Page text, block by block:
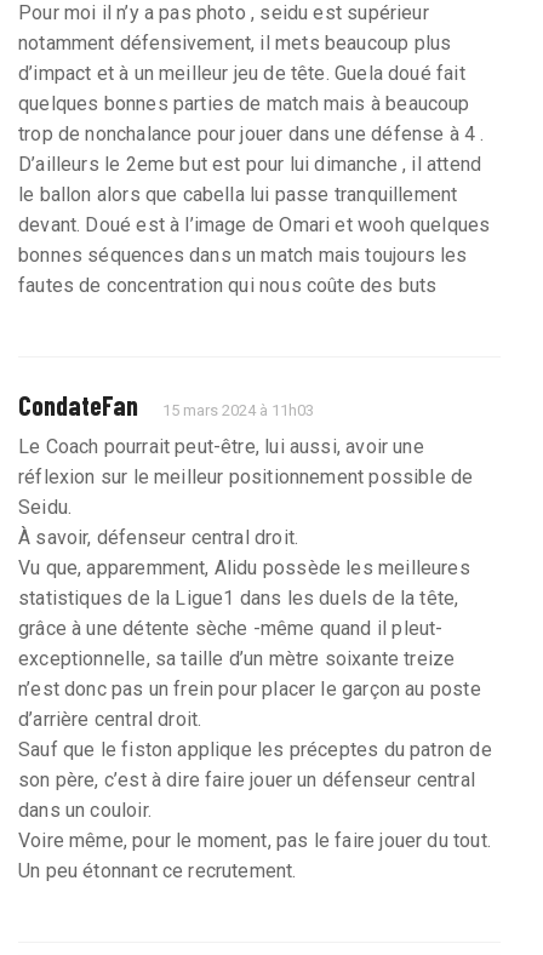
Pour moi il n’y a pas photo , seidu est supérieur
notamment défensivement, il mets beaucoup plus
d’impact et à un meilleur jeu de tête. Guela doué fait
quelques bonnes parties de match mais à beaucoup
trop de nonchalance pour jouer dans une défense à 4 .
D’ailleurs le 2eme but est pour lui dimanche , il attend
le ballon alors que cabella lui passe tranquillement
devant. Doué est à l’image de Omari et wooh quelques
bonnes séquences dans un match mais toujours les
fautes de concentration qui nous coûte des buts
CondateFan 15 mars 2024 à 11h03
Le Coach pourrait peut-être, lui aussi, avoir une
réflexion sur le meilleur positionnement possible de
Seidu.
À savoir, défenseur central droit.
Vu que, apparemment, Alidu possède les meilleures
statistiques de la Ligue1 dans les duels de la tête,
grâce à une détente sèche -même quand il pleut-
exceptionnelle, sa taille d’un mètre soixante treize
n’est donc pas un frein pour placer le garçon au poste
d’arrière central droit.
Sauf que le fiston applique les préceptes du patron de
son père, c’est à dire faire jouer un défenseur central
dans un couloir.
Voire même, pour le moment, pas le faire jouer du tout.
Un peu étonnant ce recrutement.